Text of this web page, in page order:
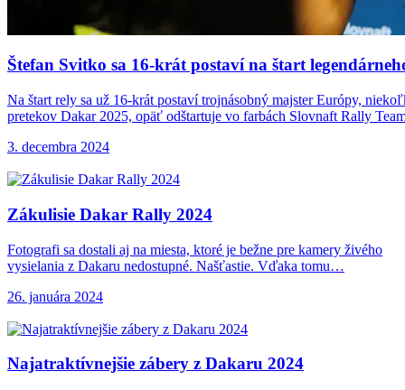
Štefan Svitko sa 16-krát postaví na štart
Na štart rely sa už 16-krát postaví trojnásobný majster Európy,
pretekov Dakar 2025, opäť odštartuje vo farbách Slovnaft Rally
3. decembra 2024
Zákulisie Dakar Rally 2024
Fotografi sa dostali aj na miesta, ktoré je bežne pre kamery živého
vysielania z Dakaru nedostupné. Našťastie. Vďaka tomu…
26. januára 2024
Najatraktívnejšie zábery z Dakaru 2024